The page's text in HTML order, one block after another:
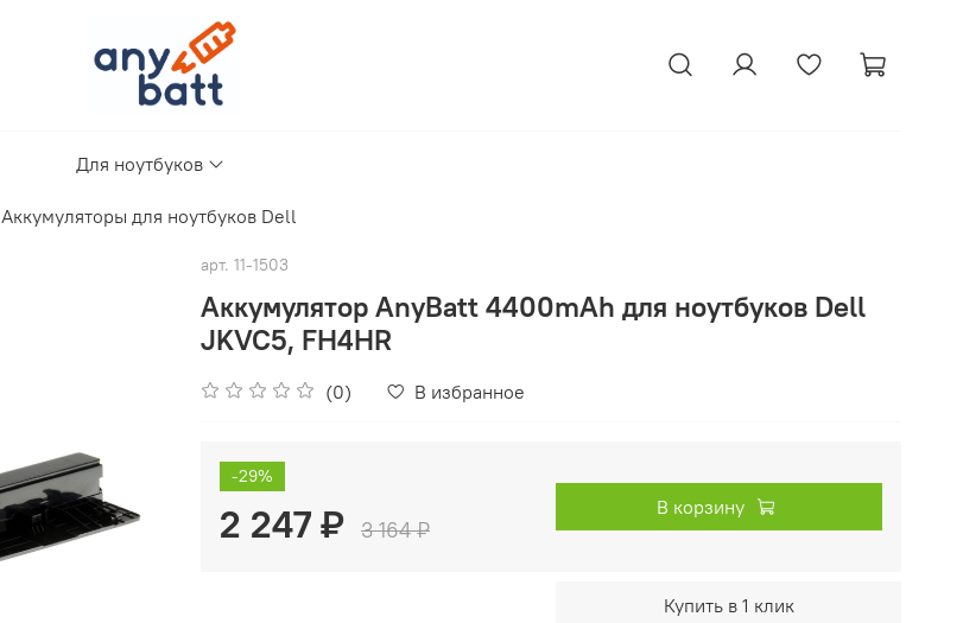
Для ноутбуков
Аккумуляторы для ноутбуков Dell
арт. 11-1503
Аккумулятор AnyBatt 4400mAh для ноутбуков Dell
JKVC5, FH4HR
(0) В избранное
-29%
2 247 ₽ 3 164 ₽
В корзину
Купить в 1 клик